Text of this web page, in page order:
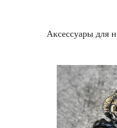
Аксессуары для